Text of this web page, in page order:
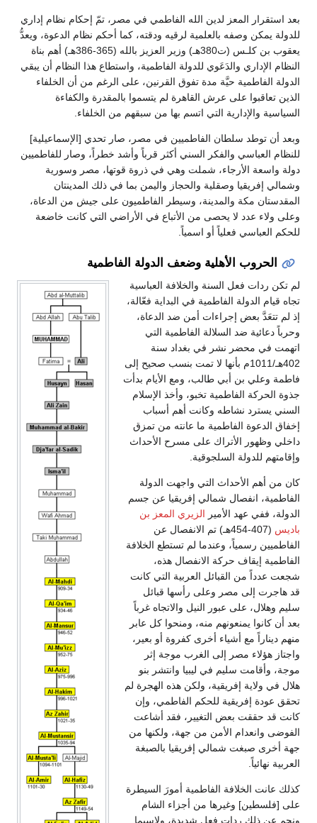
بعد استقرار المعز لدين الله الفاطمي في مصر، تمّ إحكام نظام إداري
للدولة يمكن وصفه بالعلمية لرقيه ودقته، كما أحكم نظام الدعوة، ويعدُّ
يعقوب بن كلـس (ت380هـ) وزير العزيز بالله (365-386هـ) أهم بناة
النظام الإداري والدَعَوي للدولة الفاطمية، واستطاع هذا النظام أن يبقي
الدولة الفاطمية حيَّة مدة تفوق القرنين، على الرغم من أن الخلفاء
الذين تعاقبوا على عرش القاهرة لم يتسموا بالمقدرة والكفاءة
السياسية والإدارية التي اتسم بها من سبقهم من الخلفاء.
وبعد أن توطد سلطان الفاطميين في مصر، صار تحدي [الإسماعيلية]
للنظام العباسي والفكر السني أكثر قرباً وأشد خطراً، وصار للفاطميين
دولة واسعة الأرجاء، شملت وهي في ذروة قوتها، مصر وسورية
وشمالي إفريقيا وصقلية والحجاز واليمن بما في ذلك المدينتان
المقدستان مكة والمدينة، وسيطر الفاطميون على جيش من الدعاة،
وعلى ولاء عدد لا يحصى من الأتباع في الأراضي التي كانت خاضعة
للحكم العباسي فعلياً أو اسمياً.
الحروب الأهلية وضعف الدولة الفاطمية
لم تكن ردات فعل السنة والخلافة العباسية
تجاه قيام الدولة الفاطمية في البداية فعّالة،
إذ لم تتعَدَّ بعض إجراءات أمن ضد الدعاة،
وحرباً دعائية ضد السلالة الفاطمية التي
اتهمت في محضر نشر في بغداد سنة
402هـ/1011م بأنها لا تمت بنسب صحيح إلى
فاطمة وعلي بن أبي طالب، ومع الأيام بدأت
جذوة الحركة الفاطمية تخبو، وأخذ الإسلام
السني يسترد نشاطه وكانت أهم أسباب
إخفاق الدعوة الفاطمية ما عانته من تمزق
داخلي وظهور الأتراك على مسرح الأحداث
وإقامتهم للدولة السلجوقية.
كان من أهم الأحداث التي واجهت الدولة
الفاطمية، انفصال شمالي إفريقيا عن جسم
الدولة، ففي عهد الأمير الزيري المعز بن
باديس
(407-454هـ) تم الانفصال عن
الفاطميين رسمياً، وعندما لم تستطع الخلافة
الفاطمية إيقاف حركة الانفصال هذه،
شجعت عدداً من القبائل العربية التي كانت
قد هاجرت إلى مصر وعلى رأسها قبائل
سليم وهلال، على عبور النيل والاتجاه غرباً
بعد أن كانوا يمنعونهم منه، ومنحوا كل عابر
منهم ديناراً مع أشياء أخرى كفروة أو بعير،
واجتاز هؤلاء مصر إلى الغرب موجة إثر
موجة، وأقامت سليم في ليبيا وانتشر بنو
هلال في ولاية إفريقية، ولكن هذه الهجرة لم
تحقق عودة إفريقية للحكم الفاطمي، وإن
كانت قد حققت بعض التغيير، فقد أشاعت
الفوضى وانعدام الأمن من جهة، ولكنها من
جهة أخرى صبغت شمالي إفريقيا بالصبغة
العربية نهائياً.
كذلك عانت الخلافة الفاطمية أمورَ السيطرة
على [فلسطين] وغيرها من أجزاء الشام
ونجم عن ذلك ردات فعل شديدة، ولاسيما